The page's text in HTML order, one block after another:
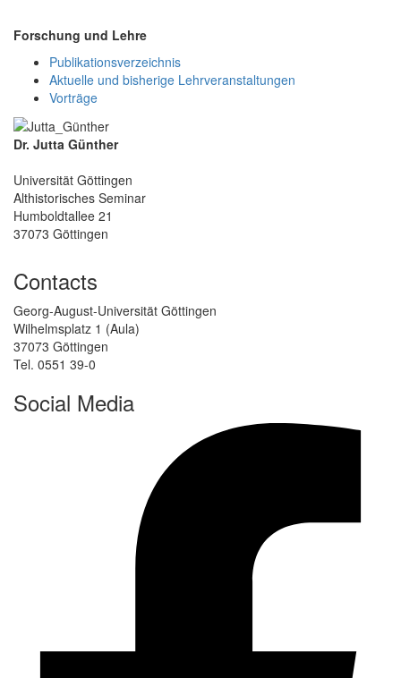
Forschung und Lehre
Publikationsverzeichnis
Aktuelle und bisherige Lehrveranstaltungen
Vorträge
Dr. Jutta Günther
Universität Göttingen
Althistorisches Seminar
Humboldtallee 21
37073 Göttingen
Contacts
Georg-August-Universität Göttingen
Wilhelmsplatz 1 (Aula)
37073 Göttingen
Tel. 0551 39-0
Social Media